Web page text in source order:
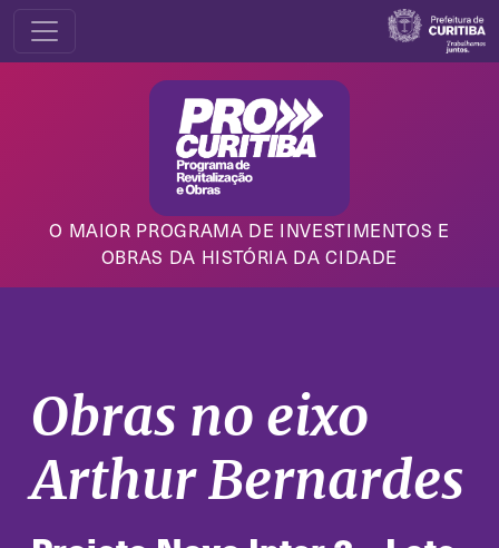
O MAIOR PROGRAMA DE INVESTIMENTOS E
OBRAS DA HISTÓRIA DA CIDADE
Obras no eixo
Arthur Bernardes